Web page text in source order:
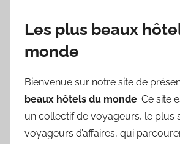
Les plus beaux
monde
Bienvenue sur notre site de
beaux hôtels du monde. Ce site
un collectif de voyageurs, le plus
voyageurs d’affaires, qui